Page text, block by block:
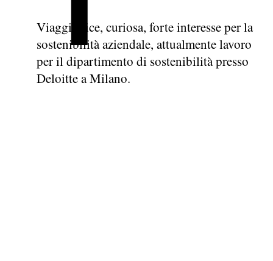
Viaggiatrice, curiosa, forte interesse per la
sostenibilità aziendale, attualmente lavoro
per il dipartimento di sostenibilità presso
Deloitte a Milano.